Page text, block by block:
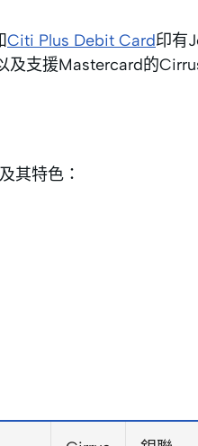
Citi Plus Debit Card印有
及支援Mastercard的
其特色：